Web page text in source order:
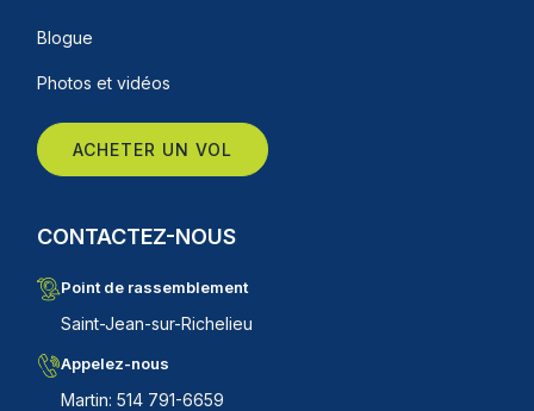
Blogue
Photos et vidéos
ACHETER UN VOL
CONTACTEZ-NOUS
Point de rassemblement
Saint-Jean-sur-Richelieu
Appelez-nous
Martin: 514 791-6659